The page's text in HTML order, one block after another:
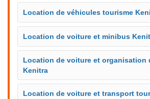
Location de véhicules tourisme
Location de voiture et minibus
Location de voiture et organisation
Kenitra
Location de voiture et transport